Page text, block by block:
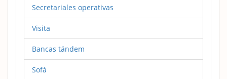
Secretariales operativas
Visita
Bancas tándem
Sofá